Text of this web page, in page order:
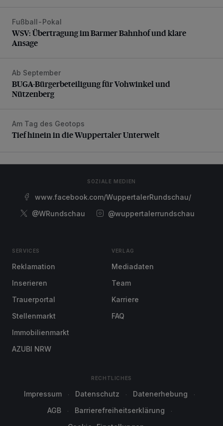
WSV: Übertragung im Barmer Bahnhof und klare Ansage
Fußball-Pokal
WSV: Übertragung im Barmer Bahnhof und klare
Ansage
BUGA-Bürgerbeteiligung für Vohwinkel und Nützenberg
Ab September
BUGA-Bürgerbeteiligung für Vohwinkel und
Nützenberg
Tief hinein in die Wuppertaler Unterwelt
Am Tag des Geotops
Tief hinein in die Wuppertaler Unterwelt
SOZIALE MEDIEN
www.facebook.com/WuppertalerRundschau/
@WRundschau
@wuppertalerrundschau
SERVICES
Reklamation
Inserieren
Trauerportal
Stellenmarkt
Immobilienmarkt
AZUBI NRW
VERLAG
Mediadaten
Team
Karriere
FAQ
RECHTLICHES
Impressum Datenschutz
Datenerhebung
AGB
Barrierefreiheitserklärung